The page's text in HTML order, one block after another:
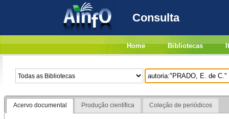
Consulta
Home Bibliotecas
Acervo documental Produção científica Coleção de periódicos